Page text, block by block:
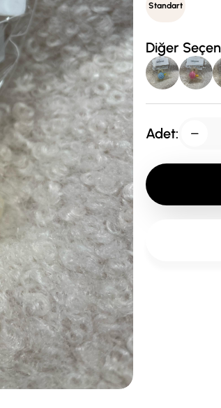
Standart
Diğer
Adet: